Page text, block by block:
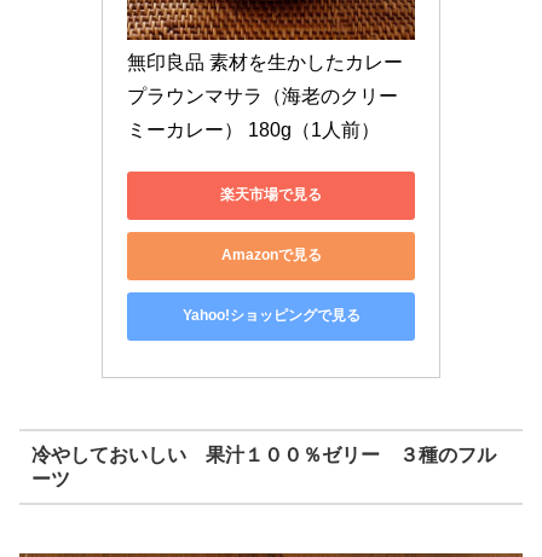
無印良品 素材を生かしたカレー
プラウンマサラ（海老のクリー
ミーカレー） 180g（1人前）
楽天市場で見る
Amazonで見る
Yahoo!ショッピングで見る
冷やしておいしい 果汁１００％ゼリー ３種のフル
ーツ